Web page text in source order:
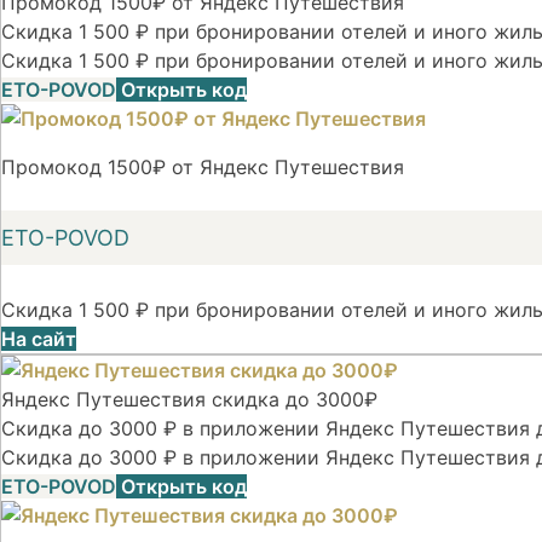
Скидка 1 500 ₽ при бронировании отелей и иного
Скидка 1 500 ₽ при бронировании отелей и иного
ETO-POVOD Открыть код
Промокод 1500₽ от Яндекс Путешествия
ETO-POVOD
Скидка 1 500 ₽ при бронировании отелей и иного
На сайт
Яндекс Путешествия скидка до 3000₽
Скидка до 3000 ₽ в приложении Яндекс Путешествия
Скидка до 3000 ₽ в приложении Яндекс Путешествия
ETO-POVOD Открыть код